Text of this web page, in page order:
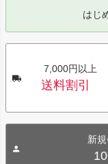
はじ
7,000円以上
送料割引
新